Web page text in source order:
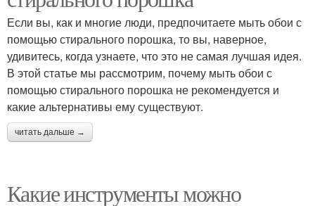
Если вы, как и многие люди, предпочитаете мыть обои с
помощью стирального порошка, то вы, наверное,
удивитесь, когда узнаете, что это не самая лучшая идея.
В этой статье мы рассмотрим, почему мыть обои с
помощью стирального порошка не рекомендуется и
какие альтернативы ему существуют.
читать дальше →
Какие инструменты можно